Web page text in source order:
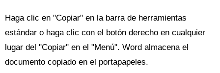
Haga clic en "Copiar" en la barra de herramientas
estándar o haga clic con el botón derecho en cualquier
lugar del "Copiar" en el "Menú". Word almacena el
documento copiado en el portapapeles.